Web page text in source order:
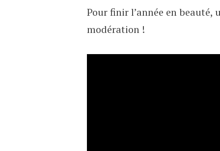
Pour finir l’année en beauté,
modération !